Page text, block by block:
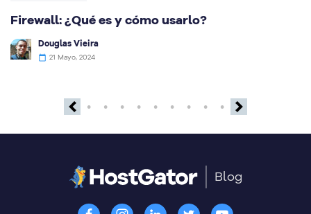
Firewall: ¿Qué es y cómo usarlo?
Douglas Vieira
21 Mayo, 2024
Blog